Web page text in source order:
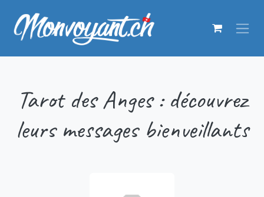
Tarot des Anges : découvrez
leurs messages bienveillants